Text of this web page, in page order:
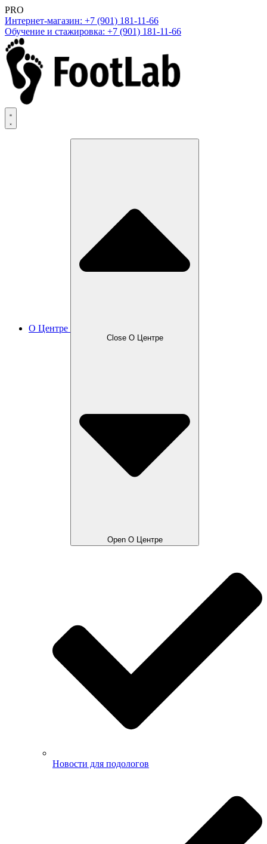
PRO
Интернет-магазин: +7 (901) 181-11-66
Обучение и стажировка: +7 (901) 181-11-66
О Центре
Close О Центре
Open О Центре
Новости для подологов